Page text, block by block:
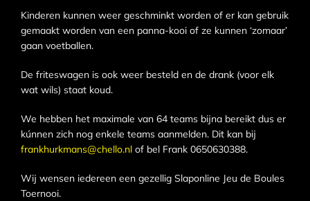
Kinderen kunnen weer geschminkt worden of er kan gebruik
gemaakt worden van een panna-kooi of ze kunnen ‘zomaar’
gaan voetballen.
De friteswagen is ook weer besteld en de drank (voor elk
wat wils) staat koud.
We hebben het maximale van 64 teams bijna bereikt dus er
kúnnen zich nog enkele teams aanmelden. Dit kan bij
frankhurkmans@chello.nl of bel Frank 0650630388.
Wij wensen iedereen een gezellig Slaponline Jeu de Boules
Toernooi.